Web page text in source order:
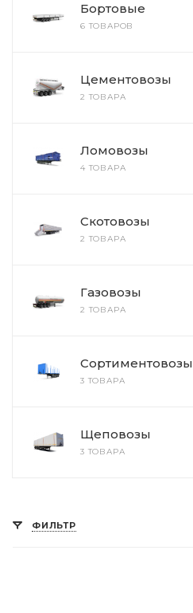
Бортовые
6 ТОВАРОВ
Цементовозы
2 ТОВАРА
Ломовозы
4 ТОВАРА
Скотовозы
2 ТОВАРА
Газовозы
2 ТОВАРА
Сортиментовозы
3 ТОВАРА
Щеповозы
3 ТОВАРА
ФИЛЬТР